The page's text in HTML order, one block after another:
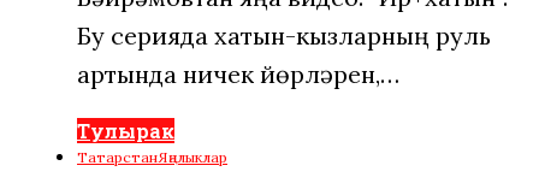
Бу серияда хатын-кызларның руль
артында ничек йөрүләрен,…
Тулырак
ТатарстанЯңалыклар